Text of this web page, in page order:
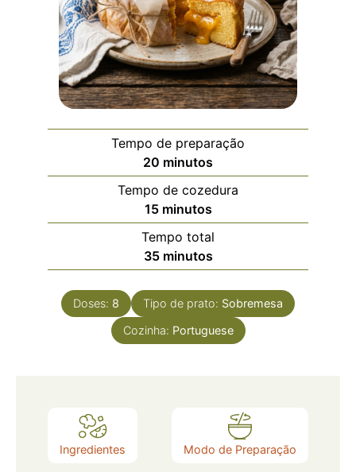
Tempo de preparação
20 minutos
Tempo de cozedura
15 minutos
Tempo total
35 minutos
Doses: 8 Tipo de prato: Sobremesa
Cozinha: Portuguese
Ingredientes Modo de Preparação